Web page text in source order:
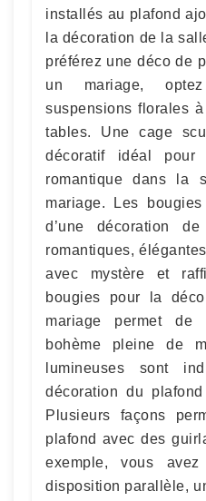
installés au plafond
la décoration de la
préférez une déco de
un mariage,
suspensions florales
tables. Une cage
décoratif idéal pour
romantique dans la
mariage. Les
d’une décoration
romantiques,
avec mystère et
bougies pour la
mariage permet de
bohème pleine de
lumineuses sont
décoration du
Plusieurs façons
plafond avec des
exemple, vous
disposition parallèle,